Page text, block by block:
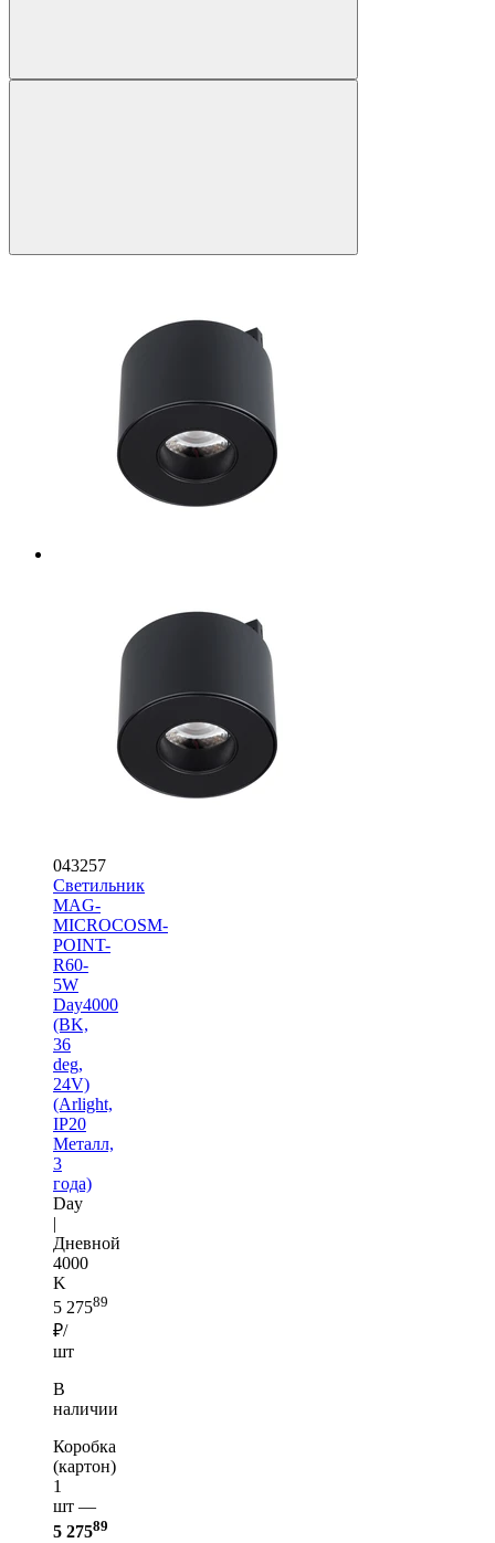
043257
Светильник
MAG-
MICROCOSM-
POINT-
R60-
5W
Day4000
(BK,
36
deg,
24V)
(Arlight,
IP20
Металл,
3
года)
Day
|
Дневной
4000
K
5 27589
₽/
шт
В
наличии
Коробка
(картон)
1
шт —
5 27589